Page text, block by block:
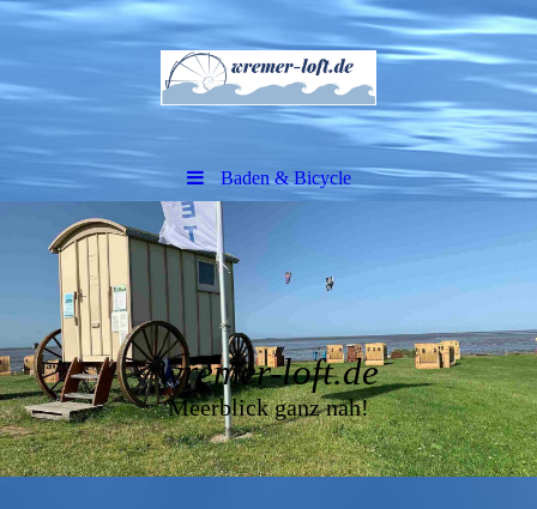
Baden & Bicycle
wremer-loft.de
Meerblick ganz nah!